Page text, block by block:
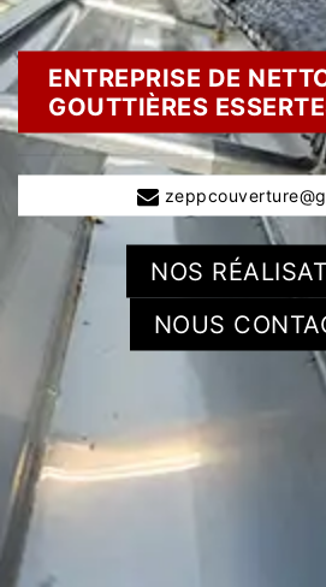
ENTREPRISE DE
GOUTTIÈRES
NOS
NOUS